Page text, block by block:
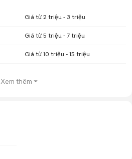
Giá từ 2 triệu - 3 triệu
Giá từ 5 triệu - 7 triệu
Giá từ 10 triệu - 15 triệu
Xem thêm